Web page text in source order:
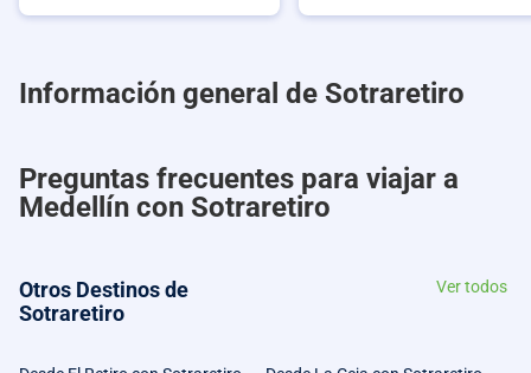
Información general de Sotraretiro
Preguntas frecuentes para viajar a
Medellín con Sotraretiro
Otros Destinos de
Sotraretiro
Ver todos